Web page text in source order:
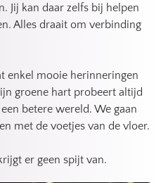
Jij kan daar zelfs bij helpen
Alles draait om verbinding
enkel mooie herinneringen
groene hart probeert altijd
betere wereld. We gaan
met de voetjes van de vloer.
er geen spijt van.